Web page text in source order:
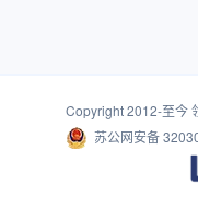
Copyright 2012-至今
苏公网安备